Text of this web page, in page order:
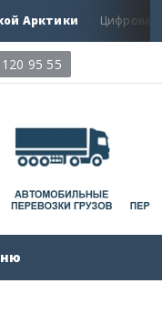
Арктики Цифровая
95 55